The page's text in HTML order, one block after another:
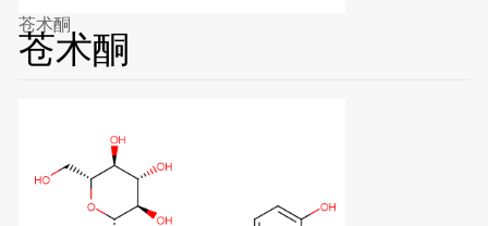
苍术酮
苍术酮